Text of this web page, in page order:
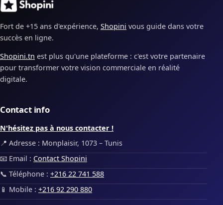
Fort de +15 ans d'expérience, Shopini vous guide dans votre
succès en ligne.
Shopini.tn est plus qu'une plateforme : c'est votre partenaire
pour transformer votre vision commerciale en réalité
digitale.
Contact info
N'hésitez pas à nous contacter !
📍 Adresse : Monplaisir, 1073 – Tunis
📧 Email : Contact Shopini
📞 Téléphone : +216 22 741 588
📱 Mobile : +216 92 290 880